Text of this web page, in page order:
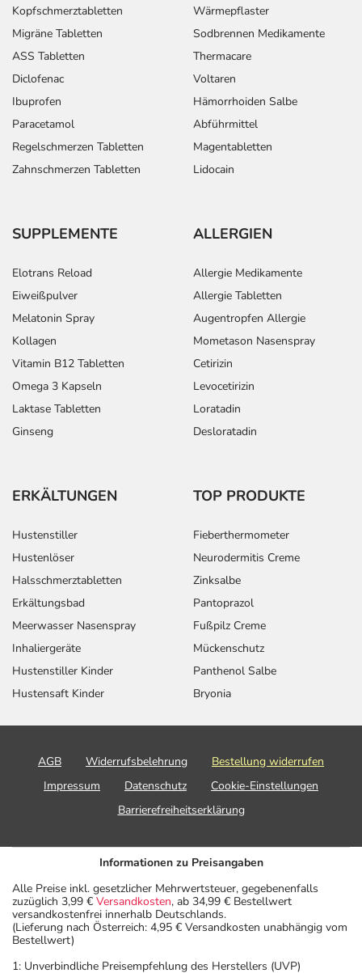
Kopfschmerztabletten
Migräne Tabletten
ASS Tabletten
Diclofenac
Ibuprofen
Paracetamol
Regelschmerzen Tabletten
Zahnschmerzen Tabletten
Wärmepflaster
Sodbrennen Medikamente
Thermacare
Voltaren
Hämorrhoiden Salbe
Abführmittel
Magentabletten
Lidocain
SUPPLEMENTE
Elotrans Reload
Eiweißpulver
Melatonin Spray
Kollagen
Vitamin B12 Tabletten
Omega 3 Kapseln
Laktase Tabletten
Ginseng
ALLERGIEN
Allergie Medikamente
Allergie Tabletten
Augentropfen Allergie
Mometason Nasenspray
Cetirizin
Levocetirizin
Loratadin
Desloratadin
ERKÄLTUNGEN
Hustenstiller
Hustenlöser
Halsschmerztabletten
Erkältungsbad
Meerwasser Nasenspray
Inhaliergeräte
Hustenstiller Kinder
Hustensaft Kinder
TOP PRODUKTE
Fieberthermometer
Neurodermitis Creme
Zinksalbe
Pantoprazol
Fußpilz Creme
Mückenschutz
Panthenol Salbe
Bryonia
AGB Widerrufsbelehrung
Bestellung widerrufen
Impressum
Datenschutz
Cookie-Einstellungen
Barrierefreiheitserklärung
Informationen zu Preisangaben
Alle Preise inkl. gesetzlicher Mehrwertsteuer, gegebenenfalls
zuzüglich 3,99 € Versandkosten, ab 34,99 € Bestellwert
versandkostenfrei innerhalb Deutschlands.
(Lieferung nach Österreich: 4,95 € Versandkosten unabhängig vom
Bestellwert)
1: Unverbindliche Preisempfehlung des Herstellers (UVP)